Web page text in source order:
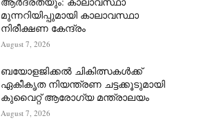
മുന്നറിയിപ്പുമായി കാലാവസ്ഥാ
നിരീക്ഷണ കേന്ദ്രം
August 7, 2026
ബയോളജിക്കൽ ചികിത്സകൾക്ക്
ഏകീകൃത നിയന്ത്രണ ചട്ടക്കൂടുമായി
കുവൈറ്റ് ആരോഗ്യ മന്ത്രാലയം
August 7, 2026